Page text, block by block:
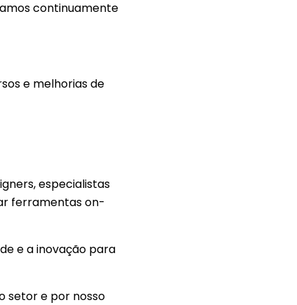
continuamente
e melhorias de
especialistas
ferramentas on-
e a inovação para
setor e por nosso